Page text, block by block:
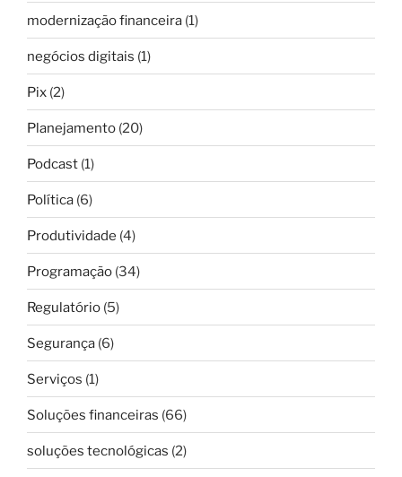
modernização financeira (1)
negócios digitais (1)
Pix (2)
Planejamento (20)
Podcast (1)
Política (6)
Produtividade (4)
Programação (34)
Regulatório (5)
Segurança (6)
Serviços (1)
Soluções financeiras (66)
soluções tecnológicas (2)